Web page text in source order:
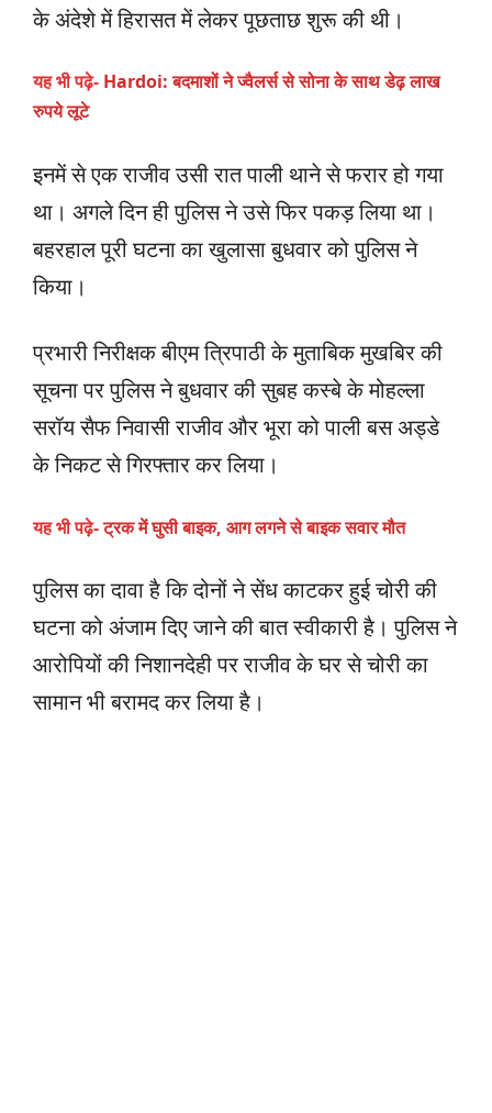
के अंदेशे में हिरासत में लेकर पूछताछ शुरू की थी।
यह भी पढ़े- Hardoi: बदमाशों ने ज्वैलर्स से सोना के साथ डेढ़ लाख
रुपये लूटे
इनमें से एक राजीव उसी रात पाली थाने से फरार हो गया
था। अगले दिन ही पुलिस ने उसे फिर पकड़ लिया था।
बहरहाल पूरी घटना का खुलासा बुधवार को पुलिस ने
किया।
प्रभारी निरीक्षक बीएम त्रिपाठी के मुताबिक मुखबिर की
सूचना पर पुलिस ने बुधवार की सुबह कस्बे के मोहल्ला
सरॉय सैफ निवासी राजीव और भूरा को पाली बस अड्डे
के निकट से गिरफ्तार कर लिया।
यह भी पढ़े-ट्रक में घुसी बाइक, आग लगने से बाइक सवार मौत
पुलिस का दावा है कि दोनों ने सेंध काटकर हुई चोरी की
घटना को अंजाम दिए जाने की बात स्वीकारी है। पुलिस ने
आरोपियों की निशानदेही पर राजीव के घर से चोरी का
सामान भी बरामद कर लिया है।